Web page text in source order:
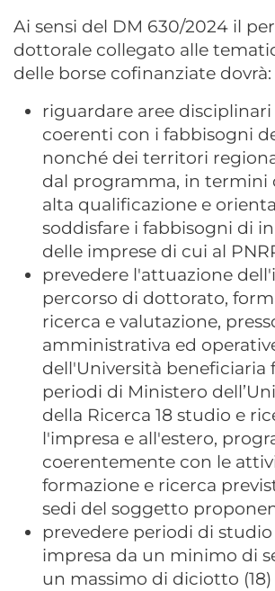
Ai sensi del DM 630/2024 il
dottorale collegato alle
delle borse cofinanziate dovrà:
riguardare aree
coerenti con i fabbisogni
nonché dei territori
dal programma, in termini
alta qualificazione e
soddisfare i fabbisogni di
delle imprese di cui al
prevedere l'attuazione
percorso di dottorato,
ricerca e valutazione,
amministrativa ed
dell'Università beneficiaria
periodi di Ministero
della Ricerca 18 studio e
l'impresa e all'estero,
coerentemente con le
formazione e ricerca
sedi del soggetto
prevedere periodi di studio
impresa da un minimo di
un massimo di diciotto